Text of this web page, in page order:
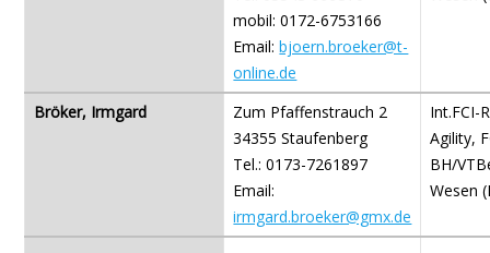
mobil: 0172-6753166
Email:bjoern.broeker@t-
online.de
Bröker, Irmgard
Zum Pfaffenstrauch 2
34355 Staufenberg
Tel.: 0173-7261897
Email:
irmgard.broeker@gmx.de
Int.FCI-
Agility,
BH/
Wesen